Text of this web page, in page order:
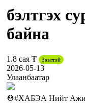
бэлтгэх
байна
1.8 сая ₮ Зээлтэй
2026-05-13
Улаанбаатар
⛑#ХАБЭА Нийт